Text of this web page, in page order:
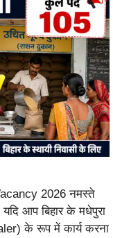
2026 नमस्ते
आप बिहार के मधेपुरा
के रूप में कार्य करना